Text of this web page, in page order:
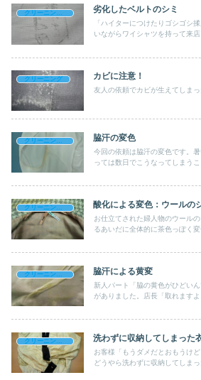
劣化したベルトのシミ
「ハイターにつけたりゴシゴシ
いながらワイシャツを持って来
クリーニング カビに注意！
友人の依頼でカビが生えてしま
クリーニングライフのブログ 脇汗の変色
今回の依頼は脇汗の変色です。
っては数日でこうなってしまうこ
クリーニングライフのブログ 酸化による変色：ウールの
お仕立てされた婦人物のウール
るあいだに全体的に茶色っぽく変
脇汗による黄変
新人パート「脇の黄色がひどい
がありました。店長「取れますよ
洗わずに収納してしまった
お客様「もうダメだとおもうけ
どうやら洗わずに収納してしまっ